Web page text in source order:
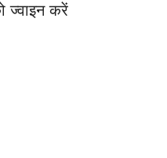
ज्वाइन करें